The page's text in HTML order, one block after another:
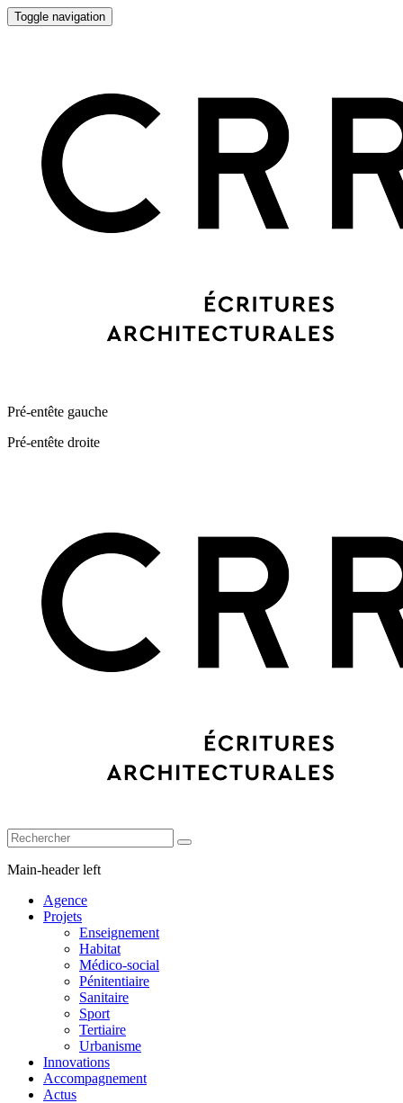
Toggle navigation
Pré-entête gauche
Pré-entête droite
Main-header left
Agence
Projets
Enseignement
Habitat
Médico-social
Pénitentiaire
Sanitaire
Sport
Tertiaire
Urbanisme
Innovations
Accompagnement
Actus